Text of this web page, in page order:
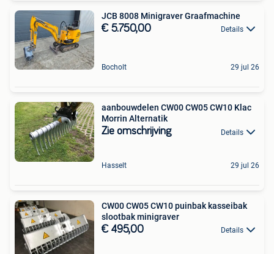
JCB 8008 Minigraver Graafmachine
€ 5.750,00 Details
Bocholt 29 jul 26
aanbouwdelen CW00 CW05 CW10 Klac
Morrin Alternatik
Zie omschrijving Details
Hasselt 29 jul 26
CW00 CW05 CW10 puinbak kasseibak
slootbak minigraver
€ 495,00 Details